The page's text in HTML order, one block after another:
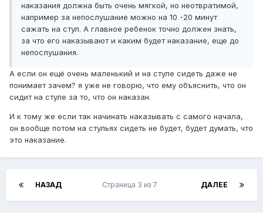
наказания должна быть очень мягкой, но неотвратимой,
например за непослушание можно на 10 -20 минут
сажать на стул. А главное ребенок точно должен знать,
за что его наказывают и каким будет наказание, еще до
непослушания.
А если он ещё очень маленький и на стуле сидеть даже не
понимает зачем? я уже не говорю, что ему объяснить, что он
сидит на стуле за то, что он наказан.
И к тому же если так начинать наказывать с самого начала,
он вообще потом на стульях сидеть не будет, будет думать, что
это наказание.
НАЗАД ДАЛЕЕ
Страница 3 из 7